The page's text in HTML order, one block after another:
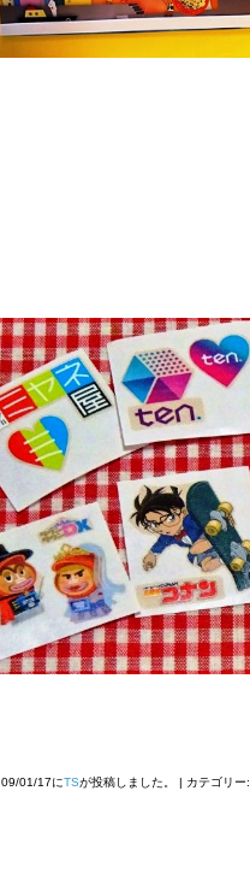
09/01/17にTSが投稿しました。 | カテゴリー: